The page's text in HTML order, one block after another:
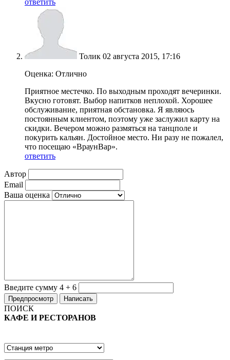
Толик 02 августа 2015, 17:16
Оценка: Отлично
Приятное местечко. По выходным проходят вечеринки.
Вкусно готовят. Выбор напитков неплохой. Хорошее
обслуживание, приятная обстановка. Я являюсь
постоянным клиентом, поэтому уже заслужил карту на
скидки. Вечером можно размяться на танцполе и
покурить кальян. Достойное место. Ни разу не пожалел,
что посещаю «ВраунВар».
ответить
Автор
Email
Ваша оценка
Введите сумму 4 + 6
ПОИСК
КАФЕ И РЕСТОРАНОВ